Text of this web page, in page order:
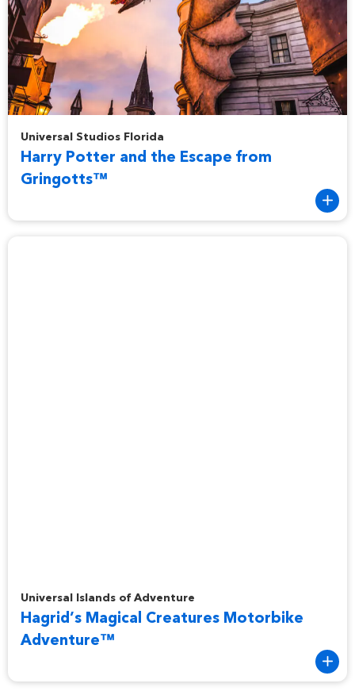
Universal Studios Florida
Harry Potter and the Escape from
Gringotts™
Universal Islands of Adventure
Hagrid’s Magical Creatures Motorbike
Adventure™